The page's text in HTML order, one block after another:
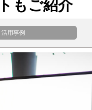
もご紹介
活用事例